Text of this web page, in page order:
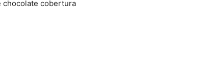
chocolate cobertura